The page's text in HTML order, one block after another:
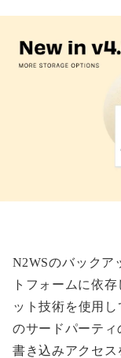
N2WSのバックア
トフォームに依
ット技術を使用し
のサードパーティ
書き込みアクセス